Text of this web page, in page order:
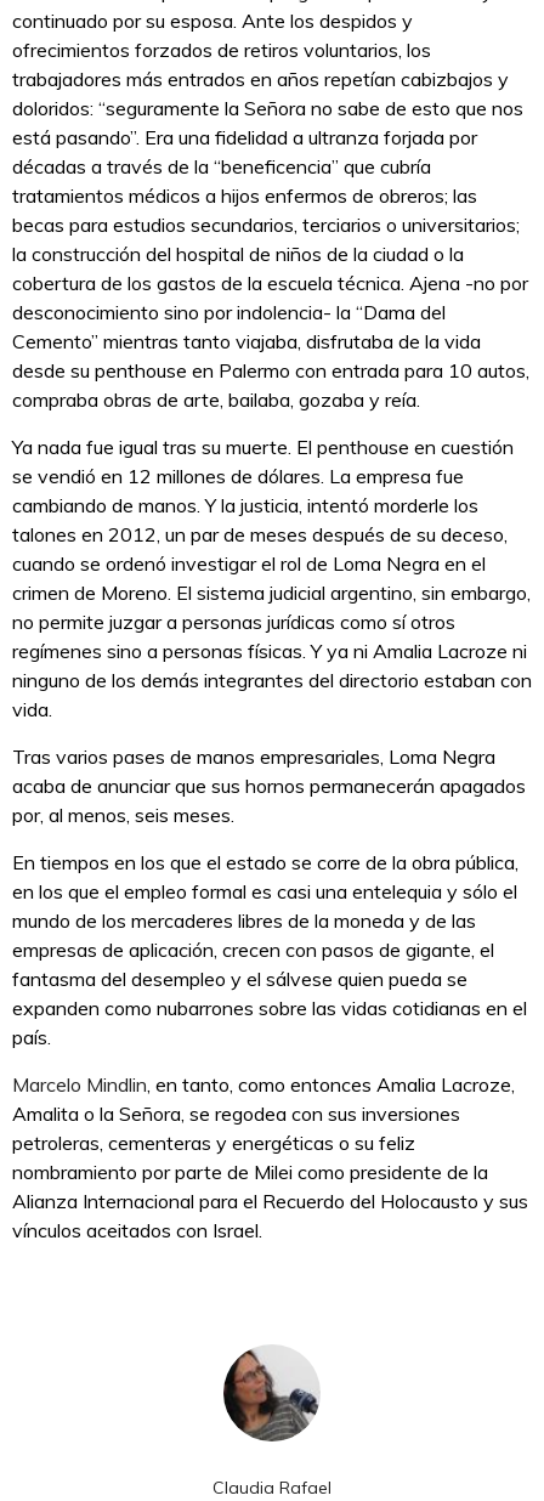
continuado por su esposa. Ante los despidos y
ofrecimientos forzados de retiros voluntarios, los
trabajadores más entrados en años repetían cabizbajos y
doloridos: “seguramente la Señora no sabe de esto que nos
está pasando”. Era una fidelidad a ultranza forjada por
décadas a través de la “beneficencia” que cubría
tratamientos médicos a hijos enfermos de obreros; las
becas para estudios secundarios, terciarios o universitarios;
la construcción del hospital de niños de la ciudad o la
cobertura de los gastos de la escuela técnica. Ajena -no por
desconocimiento sino por indolencia- la “Dama del
Cemento” mientras tanto viajaba, disfrutaba de la vida
desde su penthouse en Palermo con entrada para 10 autos,
compraba obras de arte, bailaba, gozaba y reía.
Ya nada fue igual tras su muerte. El penthouse en cuestión
se vendió en 12 millones de dólares. La empresa fue
cambiando de manos. Y la justicia, intentó morderle los
talones en 2012, un par de meses después de su deceso,
cuando se ordenó investigar el rol de Loma Negra en el
crimen de Moreno. El sistema judicial argentino, sin embargo,
no permite juzgar a personas jurídicas como sí otros
regímenes sino a personas físicas. Y ya ni Amalia Lacroze ni
ninguno de los demás integrantes del directorio estaban con
vida.
Tras varios pases de manos empresariales, Loma Negra
acaba de anunciar que sus hornos permanecerán apagados
por, al menos, seis meses.
En tiempos en los que el estado se corre de la obra pública,
en los que el empleo formal es casi una entelequia y sólo el
mundo de los mercaderes libres de la moneda y de las
empresas de aplicación, crecen con pasos de gigante, el
fantasma del desempleo y el sálvese quien pueda se
expanden como nubarrones sobre las vidas cotidianas en el
país.
Marcelo Mindlin, en tanto, como entonces Amalia Lacroze,
Amalita o la Señora, se regodea con sus inversiones
petroleras, cementeras y energéticas o su feliz
nombramiento por parte de Milei como presidente de la
Alianza Internacional para el Recuerdo del Holocausto y sus
vínculos aceitados con Israel.
Claudia Rafael